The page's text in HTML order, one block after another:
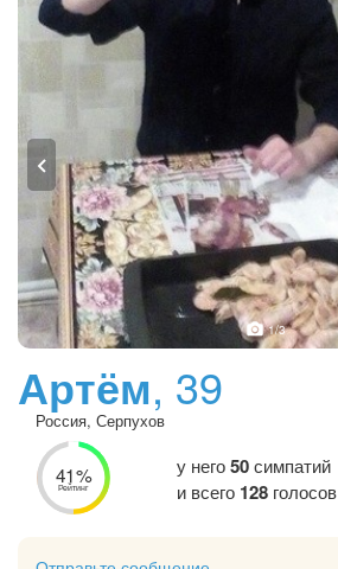
1/3
Артём, 39
Россия, Серпухов
41%
Рейтинг
у него50симпатий
и всего 128 голосов